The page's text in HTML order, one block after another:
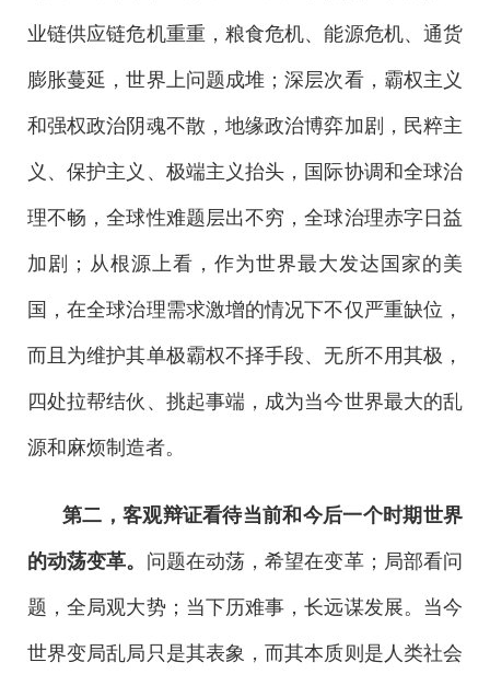
业链供应链危机重重，粮食危机、能源危机、通货
膨胀蔓延，世界上问题成堆；深层次看，霸权主义
和强权政治阴魂不散，地缘政治博弈加剧，民粹主
义、保护主义、极端主义抬头，国际协调和全球治
理不畅，全球性难题层出不穷，全球治理赤字日益
加剧；从根源上看，作为世界最大发达国家的美
国，在全球治理需求激增的情况下不仅严重缺位，
而且为维护其单极霸权不择手段、无所不用其极，
四处拉帮结伙、挑起事端，成为当今世界最大的乱
源和麻烦制造者。
第二，客观辩证看待当前和今后一个时期世界
的动荡变革。 问题在动荡，希望在变革；局部看问
题，全局观大势；当下历难事，长远谋发展。当今
世界变局乱局只是其表象，而其本质则是人类社会